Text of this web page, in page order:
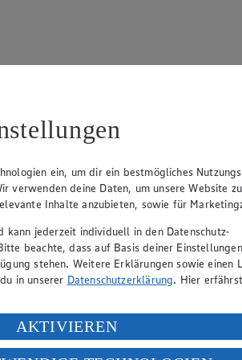
Sprecher), Dr. Dirk
Recht, den auf dieser Website
von Bildmaterial oder Grafiken aus
Firma und Anschriften unserer
einem Streitbeilegungsverfahren vor einer
ein, um dir ein bestmögliches
verwenden deine Daten, um unsere Website zu
Inhalte anzubieten, sowie für
jederzeit individuell in den Datenschutz-
beachte, dass auf Basis deiner
stehen. Weitere Erklärungen sowie einen
in unserer Datenschutzerklärung. Hier
Daten in den USA durch Facebook und
du im Sinne des Art. 49 Abs. 1 Satz 1 lit.
AKTIVIEREN